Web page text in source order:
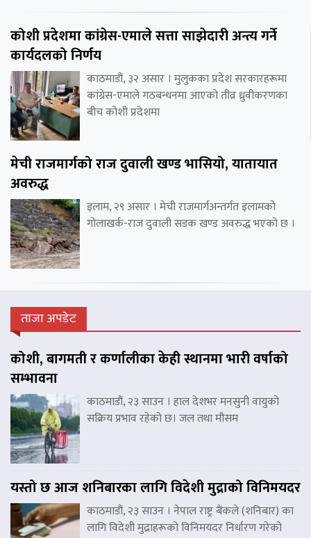
कोशी प्रदेशमा कांग्रेस-एमाले सत्ता साझेदारी अन्त्य गर्ने
कार्यदलको निर्णय
काठमाडौं, ३२ असार । मुलुकका प्रदेश सरकारहरूमा
कांग्रेस-एमाले गठबन्धनमा आएको तीव्र ध्रुवीकरणका
बीच कोशी प्रदेशमा
मेची राजमार्गको राज दुवाली खण्ड भासियो, यातायात
अवरुद्ध
इलाम, २९ असार । मेची राजमार्गअन्तर्गत इलामको
गोलाखर्क-राज दुवाली सडक खण्ड अवरुद्ध भएको छ ।
ताजा अपडेट
कोशी, बागमती र कर्णालीका केही स्थानमा भारी वर्षाको
सम्भावना
काठमाडौं, २३ साउन । हाल देशभर मनसुनी वायुको
सक्रिय प्रभाव रहेको छ। जल तथा मौसम
यस्तो छ आज शनिबारका लागि विदेशी मुद्राको विनिमयदर
काठमाडौं, २३ साउन । नेपाल राष्ट्र बैंकले (शनिबार) का
लागि विदेशी मुद्राहरूको विनिमयदर निर्धारण गरेको